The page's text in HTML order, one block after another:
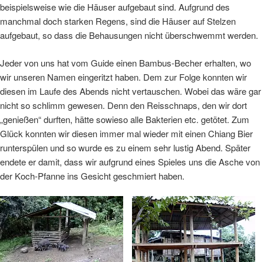
beispielsweise wie die Häuser aufgebaut sind. Aufgrund des
manchmal doch starken Regens, sind die Häuser auf Stelzen
aufgebaut, so dass die Behausungen nicht überschwemmt werden.
Jeder von uns hat vom Guide einen Bambus-Becher erhalten, wo
wir unseren Namen eingeritzt haben. Dem zur Folge konnten wir
diesen im Laufe des Abends nicht vertauschen. Wobei das wäre gar
nicht so schlimm gewesen. Denn den Reisschnaps, den wir dort
„genießen“ durften, hätte sowieso alle Bakterien etc. getötet. Zum
Glück konnten wir diesen immer mal wieder mit einen Chiang Bier
runterspülen und so wurde es zu einem sehr lustig Abend. Später
endete er damit, dass wir aufgrund eines Spieles uns die Asche von
der Koch-Pfanne ins Gesicht geschmiert haben.